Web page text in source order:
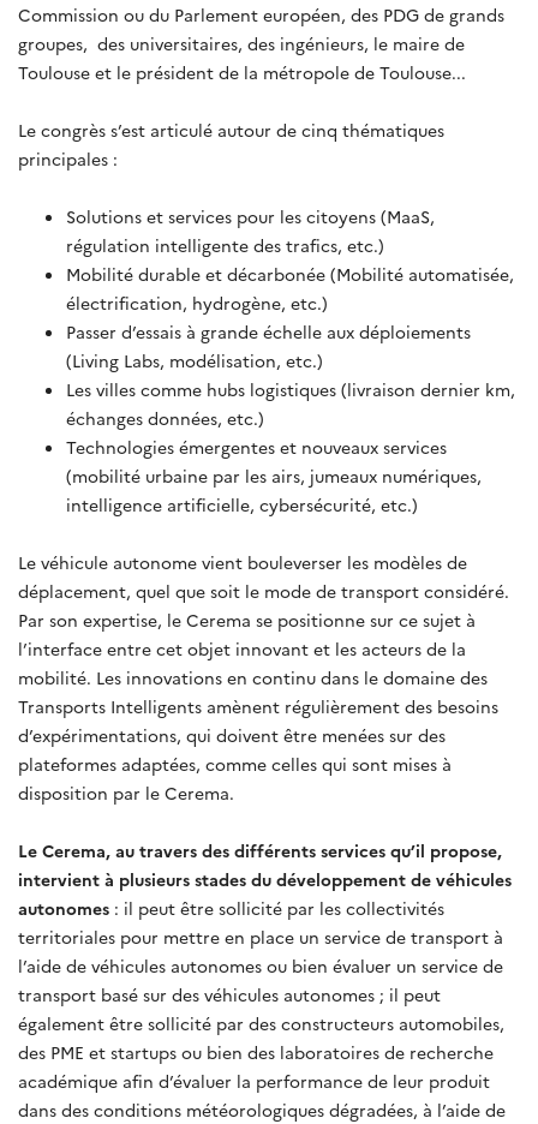
Commission ou du Parlement européen, des PDG de grands
groupes, des universitaires, des ingénieurs, le maire de
Toulouse et le président de la métropole de Toulouse...
Le congrès s’est articulé autour de cinq thématiques
principales :
Solutions et services pour les citoyens (MaaS,
régulation intelligente des trafics, etc.)
Mobilité durable et décarbonée (Mobilité automatisée,
électrification, hydrogène, etc.)
Passer d’essais à grande échelle aux déploiements
(Living Labs, modélisation, etc.)
Les villes comme hubs logistiques (livraison dernier km,
échanges données, etc.)
Technologies émergentes et nouveaux services
(mobilité urbaine par les airs, jumeaux numériques,
intelligence artificielle, cybersécurité, etc.)
Le véhicule autonome vient bouleverser les modèles de
déplacement, quel que soit le mode de transport considéré.
Par son expertise, le Cerema se positionne sur ce sujet à
l’interface entre cet objet innovant et les acteurs de la
mobilité. Les innovations en continu dans le domaine des
Transports Intelligents amènent régulièrement des besoins
d’expérimentations, qui doivent être menées sur des
plateformes adaptées, comme celles qui sont mises à
disposition par le Cerema.
Le Cerema, au travers des différents services qu’il propose,
intervient à plusieurs stades du développement de véhicules
autonomes : il peut être sollicité par les collectivités
territoriales pour mettre en place un service de transport à
l’aide de véhicules autonomes ou bien évaluer un service de
transport basé sur des véhicules autonomes ; il peut
également être sollicité par des constructeurs automobiles,
des PME et startups ou bien des laboratoires de recherche
académique afin d’évaluer la performance de leur produit
dans des conditions météorologiques dégradées, à l’aide de